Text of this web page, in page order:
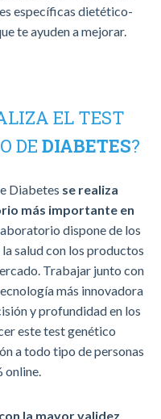
específicas dietético-
te ayuden a mejorar.
EL TEST
DE DIABETES?
Diabetes se realiza
más importante en
laboratorio dispone de los
salud con los productos
Trabajar junto con
más innovadora
y profundidad en los
este test genético
a todo tipo de personas
online.
la mayor validez